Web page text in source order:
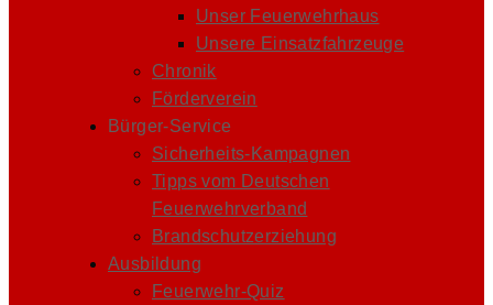
Unser Feuerwehrhaus
Unsere Einsatzfahrzeuge
Chronik
Förderverein
Bürger-Service
Sicherheits-Kampagnen
Tipps vom Deutschen
Feuerwehrverband
Brandschutzerziehung
Ausbildung
Feuerwehr-Quiz